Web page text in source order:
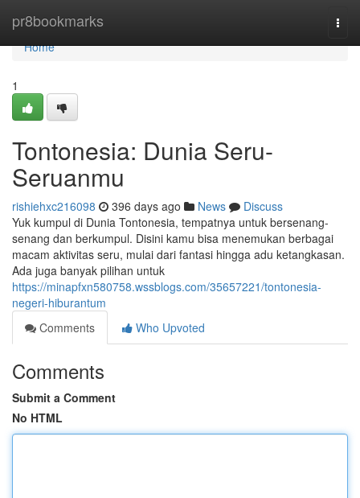
pr8bookmarks
Home
Home
1
Tontonesia: Dunia Seru-
Seruanmu
rishiehxc216098 396 days ago News
Discuss
Yuk kumpul di Dunia Tontonesia, tempatnya untuk bersenang-
senang dan berkumpul. Disini kamu bisa menemukan berbagai
macam aktivitas seru, mulai dari fantasi hingga adu ketangkasan.
Ada juga banyak pilihan untuk
https://minapfxn580758.wssblogs.com/35657221/tontonesia-
negeri-hiburantum
Comments
Who Upvoted
Comments
Submit a Comment
No HTML